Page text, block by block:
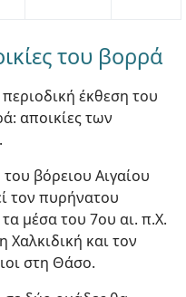
του βορρά
έκθεση του
αποικίες των
βόρειου Αιγαίου
τον πυρήνατου
μέσα του 7ου αι. π.Χ.
Χαλκιδική και τον
στη Θάσο.